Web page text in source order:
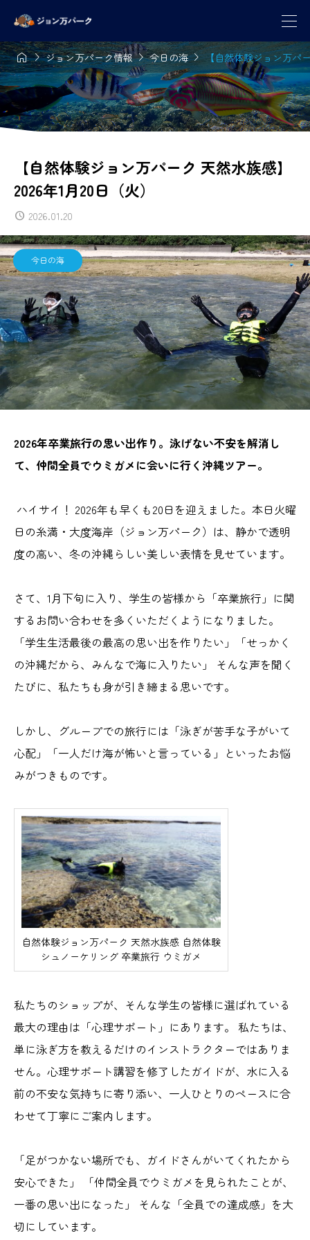
ジョン万パーク情報今日の海【自然体験ジョン万パ
【自然体験ジョン万パーク 天然水族感】
2026年1月20日（火）
2026.01.20
今日の海
2026年卒業旅行の思い出作り。泳げない不安を解消し
て、仲間全員でウミガメに会いに行く沖縄ツアー。
ハイサイ！ 2026年も早くも20日を迎えました。本日火曜
日の糸満・大度海岸（ジョン万パーク）は、静かで透明
度の高い、冬の沖縄らしい美しい表情を見せています。
さて、1月下旬に入り、学生の皆様から「卒業旅行」に関
するお問い合わせを多くいただくようになりました。
「学生生活最後の最高の思い出を作りたい」「せっかく
の沖縄だから、みんなで海に入りたい」 そんな声を聞く
たびに、私たちも身が引き締まる思いです。
しかし、グループでの旅行には「泳ぎが苦手な子がいて
心配」「一人だけ海が怖いと言っている」といったお悩
みがつきものです。
自然体験ジョン万パーク 天然水族感 自然体験
シュノーケリング 卒業旅行 ウミガメ
私たちのショップが、そんな学生の皆様に選ばれている
最大の理由は「心理サポート」にあります。 私たちは、
単に泳ぎ方を教えるだけのインストラクターではありま
せん。心理サポート講習を修了したガイドが、水に入る
前の不安な気持ちに寄り添い、一人ひとりのペースに合
わせて丁寧にご案内します。
「足がつかない場所でも、ガイドさんがいてくれたから
安心できた」 「仲間全員でウミガメを見られたことが、
一番の思い出になった」 そんな「全員での達成感」を大
切にしています。